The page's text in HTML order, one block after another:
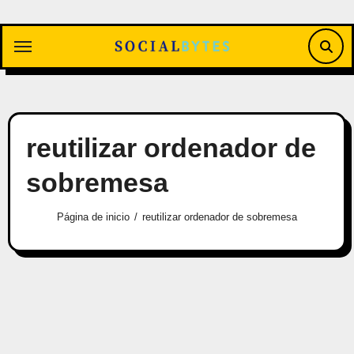
contenido
reutilizar ordenador de
sobremesa
Página de inicio reutilizar ordenador de sobremesa